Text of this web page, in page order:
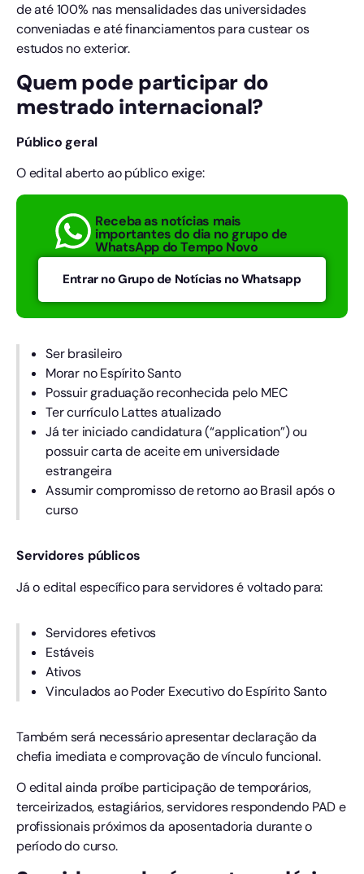
de até 100% nas mensalidades das universidades
conveniadas e até financiamentos para custear os
estudos no exterior.
Quem pode participar do
mestrado internacional?
Público geral
O edital aberto ao público exige:
Receba as notícias mais
importantes do dia no grupo de
WhatsApp do Tempo Novo
Entrar no Grupo de Notícias no Whatsapp
Ser brasileiro
Morar no Espírito Santo
Possuir graduação reconhecida pelo MEC
Ter currículo Lattes atualizado
Já ter iniciado candidatura (“application”) ou
possuir carta de aceite em universidade
estrangeira
Assumir compromisso de retorno ao Brasil após o
curso
Servidores públicos
Já o edital específico para servidores é voltado para:
Servidores efetivos
Estáveis
Ativos
Vinculados ao Poder Executivo do Espírito Santo
Também será necessário apresentar declaração da
chefia imediata e comprovação de vínculo funcional.
O edital ainda proíbe participação de temporários,
terceirizados, estagiários, servidores respondendo PAD e
profissionais próximos da aposentadoria durante o
período do curso.